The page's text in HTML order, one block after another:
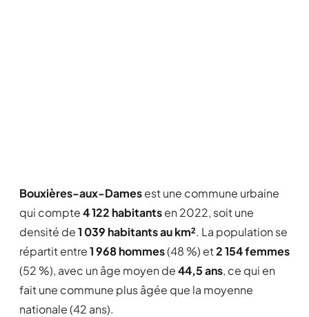
Bouxières-aux-Damesest une commune urbaine
qui compte4 122 habitantsen 2022, soit une
densité de1 039 habitants au km². La population se
répartit entre1 968 hommes(48 %) et2 154 femmes
(52 %), avec un âge moyen de44,5 ans, ce qui en
fait une commune plus âgée que la moyenne
nationale (42 ans).